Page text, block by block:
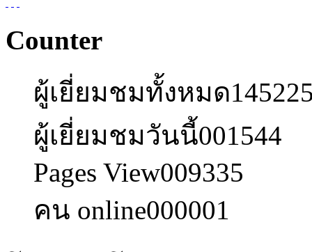
Counter
ผู้เยี่ยมชมทั้งหมด
ผู้เยี่ยมชมวันนี้001544
Pages View009335
คน online000001